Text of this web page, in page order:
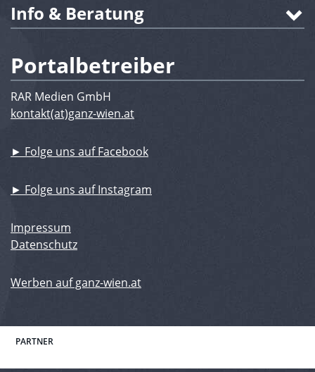
Info & Beratung
Portalbetreiber
RAR Medien GmbH
kontakt(at)ganz-wien.at
► Folge uns auf Facebook
► Folge uns auf Instagram
Impressum
Datenschutz
Werben auf ganz-wien.at
PARTNER